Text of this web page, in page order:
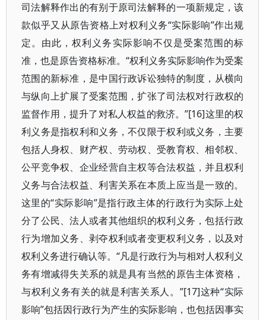
司法解释作出的有别于原司法解释的一项新规定，该
款似乎又从原告资格上对权利义务“实际影响”作出规
定。由此，权利义务实际影响不仅是受案范围的标
准，也是原告资格标准。“权利义务实际影响作为受案
范围的新标准，是中国行政诉讼独特的制度，从横向
与纵向上扩展了受案范围，扩张了司法权对行政权的
监督作用，提升了对私人权益的救济。”[16]这里的权
利义务是指权利和义务，不仅限于权利或义务，主要
包括人身权、财产权、劳动权、受教育权、相邻权、
公平竞争权、企业经营自主权等合法权益，并且权利
义务与合法权益、利害关系在本质上应当是一致的。
这里的“实际影响”是指行政主体的行政行为实际上处
分了公民、法人或者其他组织的权利义务，包括行政
行为增加义务、剥夺权利或者变更权利义务，以及对
权利义务进行确认等。“凡是行政行为与相对人权利义
务有增减得失关系的就是具有当然的原告主体资格，
与权利义务有关的就是利害关系人。”[17]这种“实际
影响”包括因行政行为产生的实际影响，也包括因事实